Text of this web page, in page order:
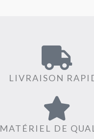
LIVRAISON
MATÉRIEL DE